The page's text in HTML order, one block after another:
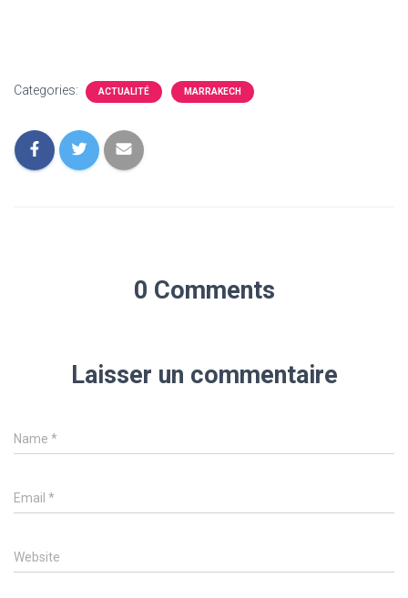
Categories: ACTUALITÉ MARRAKECH
0 Comments
Laisser un commentaire
Name *
Email *
Website